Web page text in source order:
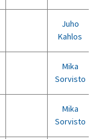
Juho
Kahlos
Mika
Sorvisto
Mika
Sorvisto